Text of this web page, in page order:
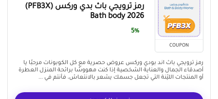
COUPON
رمز ترويجي باث بدي وركس (PFB3X)
Bath body 2026
5%
رمز ترويجي باث اند بودي وركس عروض حصرية مع كل الكوبونات مرحبًا يا
أصدقاء الجمال والعناية الشخصية إذا كنت مهووسًا برائحة المنزل العطرة
أو المنتجات الليّنة التي تجعل جسمك يشعر بالانتعاش، فأنتم في ...